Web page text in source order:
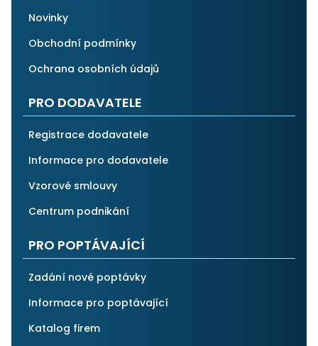
Novinky
Obchodní podmínky
Ochrana osobních údajů
PRO DODAVATELE
Registrace dodavatele
Informace pro dodavatele
Vzorové smlouvy
Centrum podnikání
PRO POPTÁVAJÍCÍ
Zadání nové poptávky
Informace pro poptávající
Katalog firem